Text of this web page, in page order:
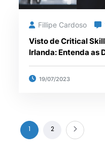
Fillipe Cardoso
Visto de Critical
Irlanda: Entenda as
19/07/2023
Paginação
1 2